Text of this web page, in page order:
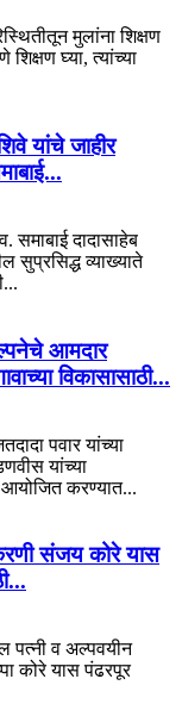
मुलांना शिक्षण
घ्या, त्यांच्या
यांचे जाहीर
समाबाई दादासाहेब
सुप्रसिद्ध व्याख्याते
आमदार
विकासासाठी...
पवार यांच्या
यांच्या
आयोजित करण्यात...
संजय कोरे यास
पत्नी व अल्पवयीन
कोरे यास पंढरपूर